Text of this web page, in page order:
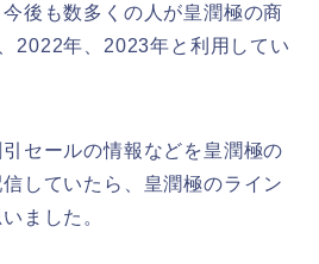
後も数多くの人が皇潤極の商
2022年、2023年と利用してい
セールの情報などを皇潤極の
していたら、皇潤極のライン
ました。